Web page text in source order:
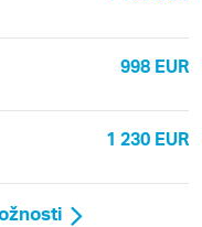
998 EUR
1 230 EUR